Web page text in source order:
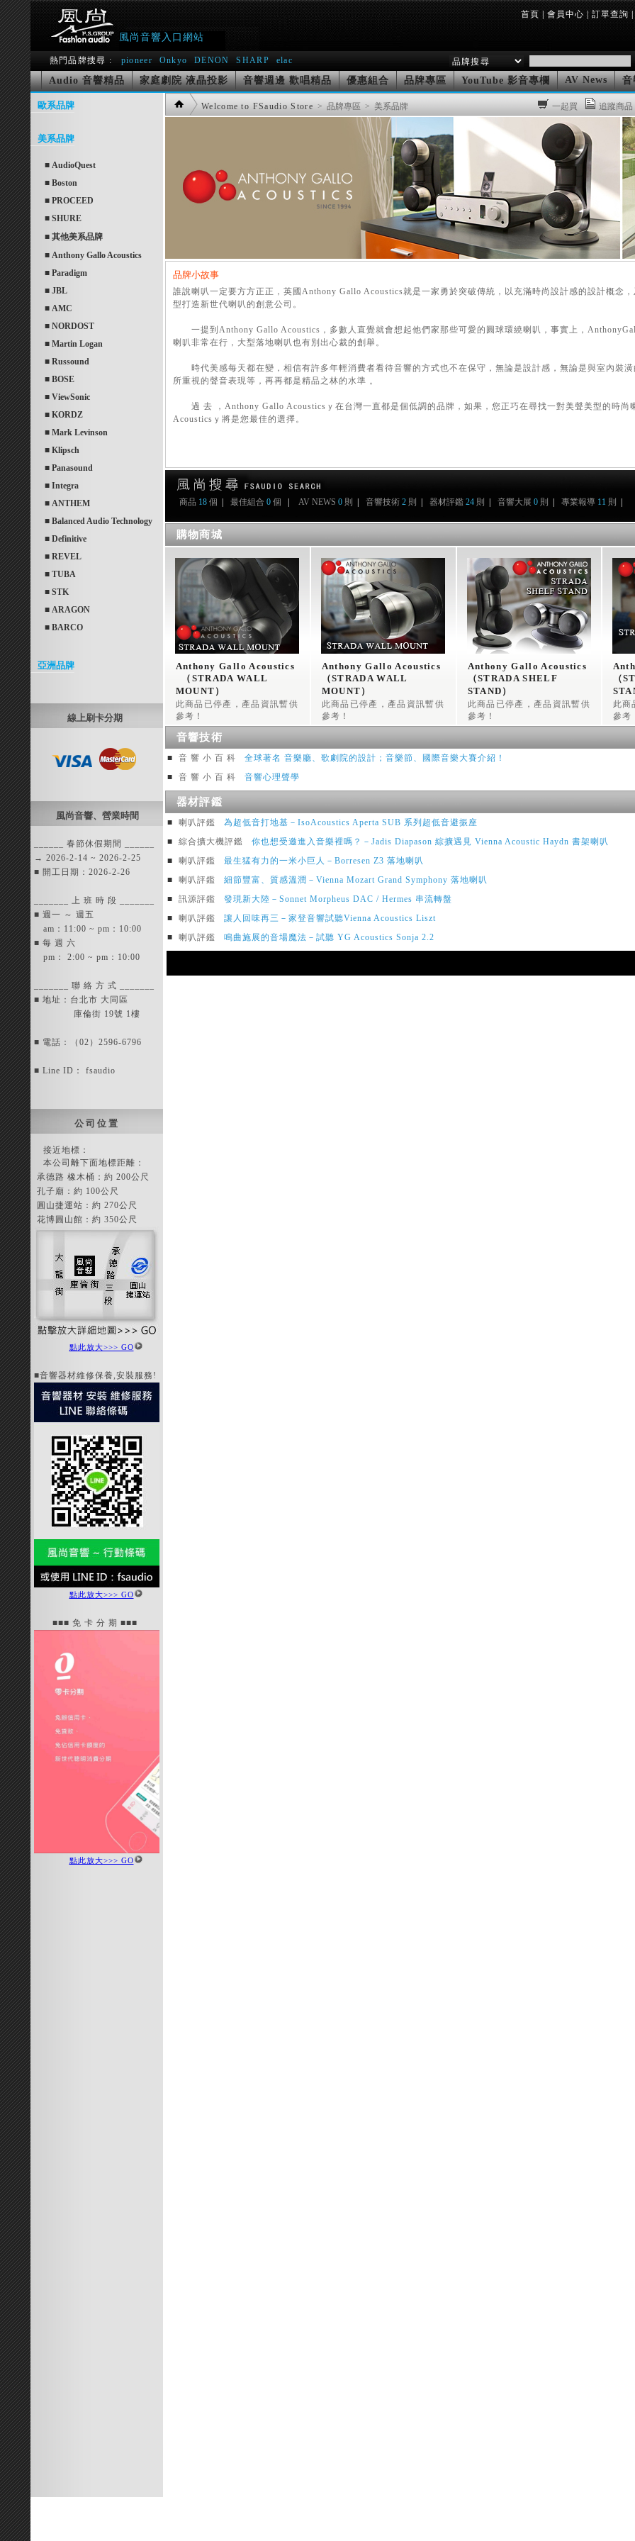
風尚音響入口網站
首頁 | 會員中心 | 訂單查詢 |
熱門品牌搜尋 : pioneer Onkyo DENON SHARP elac
Audio 音響精品 家庭劇院 液晶投影 音響週邊 歡唱精品 優惠組合 品牌專區 YouTube 影音專欄 AV News 音
歐系品牌
美系品牌
■ AudioQuest
■ Boston
■ PROCEED
■ SHURE
■ 其他美系品牌
■ Anthony Gallo Acoustics
■ Paradigm
■ JBL
■ AMC
■ NORDOST
■ Martin Logan
■ Russound
■ BOSE
■ ViewSonic
■ KORDZ
■ Mark Levinson
■ Klipsch
■ Panasound
■ Integra
■ ANTHEM
■ Balanced Audio Technology
■ Definitive
■ REVEL
■ TUBA
■ STK
■ ARAGON
■ BARCO
亞洲品牌
線上刷卡分期
風尚音響、營業時間
______ 春節休假期間 ______
→ 2026-2-14 ~ 2026-2-25
■ 開工日期：2026-2-26
_______ 上 班 時 段 _______
■ 週一 ～ 週五
am：11:00 ~ pm：10:00
■ 每 週 六
pm： 2:00 ~ pm：10:00
_______ 聯 絡 方 式 _______
■ 地址：台北市 大同區
庫倫街 19號 1樓
■ 電話：（02）2596-6796
■ Line ID： fsaudio
公 司 位 置
接近地標：
本公司離下面地標距離：
承德路 橡木桶：約 200公尺
孔子廟：約 100公尺
圓山捷運站：約 270公尺
花博圓山館：約 350公尺
點此放大>>> GO
■音響器材維修保養,安裝服務!
點此放大>>> GO
■■■ 免 卡 分 期 ■■■
點此放大>>> GO
Welcome to FSaudio Store > 品牌專區 > 美系品牌 一起買 追蹤商品
品牌小故事
誰說喇叭一定要方方正正，英國Anthony Gallo Acoustics就是一家勇於突破傳統，以充滿時尚設計感的設計概念
型打造新世代喇叭的創意公司。
一提到Anthony Gallo Acoustics，多數人直覺就會想起他們家那些可愛的圓球環繞喇叭，事實上，
喇叭非常在行，大型落地喇叭也有別出心裁的創舉。
時代美感每天都在變，相信有許多年輕消費者看待音響的方式也不在保守，無論是設計感，無論是與室內裝潢
所重視的聲音表現等，再再都是精品之林的水準 。
過 去 ，Anthony Gallo Acousticsｙ在台灣一直都是個低調的品牌，如果，您正巧在尋找一對美聲美型的時尚
Acousticsｙ將是您最佳的選擇。
商品 18 個 最佳組合 0 個 AV NEWS 0 則 音響技術 2 則 器材評鑑 24 則 音響大展 0 則 專業報導 11 則
購物商城
Anthony Gallo Acoustics
MOUNT）
~ AGA 壁掛型 喇叭腳架
此商品已停產，產品資訊暫供
參考！
Anthony Gallo Acoustics
（STRADA WALL
MOUNT）
~ AGA 壁掛型 喇叭腳架
此商品已停產，產品資訊暫供
參考！
Anthony Gallo Acoustics
（STRADA SHELF
STAND）
~ AGA 桌上型 喇叭腳架
此商品已停產，產品資訊暫供
參考！
（
~
此商
參考
音響技術
■ 音 響 小 百 科
全球著名 音樂廳、歌劇院的設計；音樂節、國際音樂大賽介紹！
■ 音 響 小 百 科 音響心理聲學
器材評鑑
■ 喇叭評鑑
為超低音打地基－IsoAcoustics Aperta SUB 系列超低音避振座
■ 綜合擴大機評鑑
你也想受邀進入音樂裡嗎？－Jadis Diapason 綜擴遇見 Vienna Acoustic Haydn 書架喇叭
■ 喇叭評鑑
最生猛有力的一米小巨人－Borresen Z3 落地喇叭
■ 喇叭評鑑
細節豐富、質感溫潤－Vienna Mozart Grand Symphony 落地喇叭
■ 訊源評鑑
發現新大陸－Sonnet Morpheus DAC / Hermes 串流轉盤
■ 喇叭評鑑
讓人回味再三－家登音響試聽Vienna Acoustics Liszt
■ 喇叭評鑑 鳴曲施展的音場魔法－試聽 YG Acoustics Sonja 2.2